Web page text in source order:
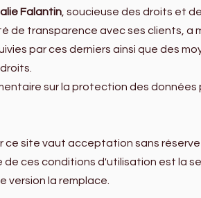
Falantin , soucieuse des droits et
de transparence avec ses clients, a
par ces derniers ainsi que des
sur la protection des données
ce site vaut acceptation sans
de ces conditions d'utilisation est la
version la remplace.